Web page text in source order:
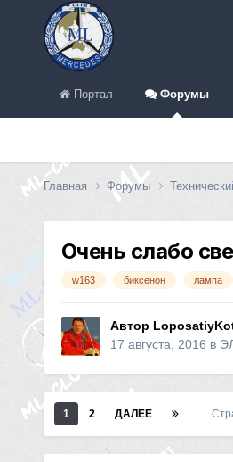
Портал Форумы
Главная Форумы
Очень слабо
w163 биксенон лампа
Автор
17 августа, 2016 в
1 2 ДАЛЕЕ